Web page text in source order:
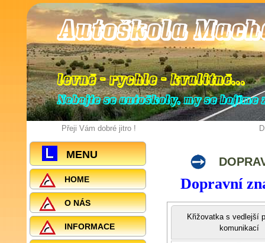
Autoškola
levně - rychle - kvalitně...
Nebojte se autoškoly, my se bojíme
Přeji Vám dobré jitro !
MENU
HOME
O NÁS
INFORMACE
Dopravní
Křižovatka s vedlejší
komunikací